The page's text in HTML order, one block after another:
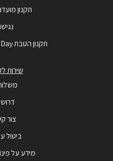
תקנון
תקנון הטבת Mastercard Day
שירות
צור
ביטול
מידע על